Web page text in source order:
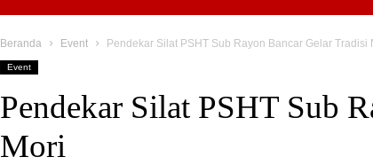
Beranda Event Pendekar Silat PSHT Sub Rayon Bancar Gelar Tradisi
Event
Pendekar Silat PSHT Sub
Mori